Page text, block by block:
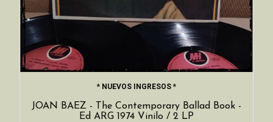
* NUEVOS INGRESOS *
JOAN BAEZ - The Contemporary Ballad Book -
Ed ARG 1974 Vinilo / 2 LP